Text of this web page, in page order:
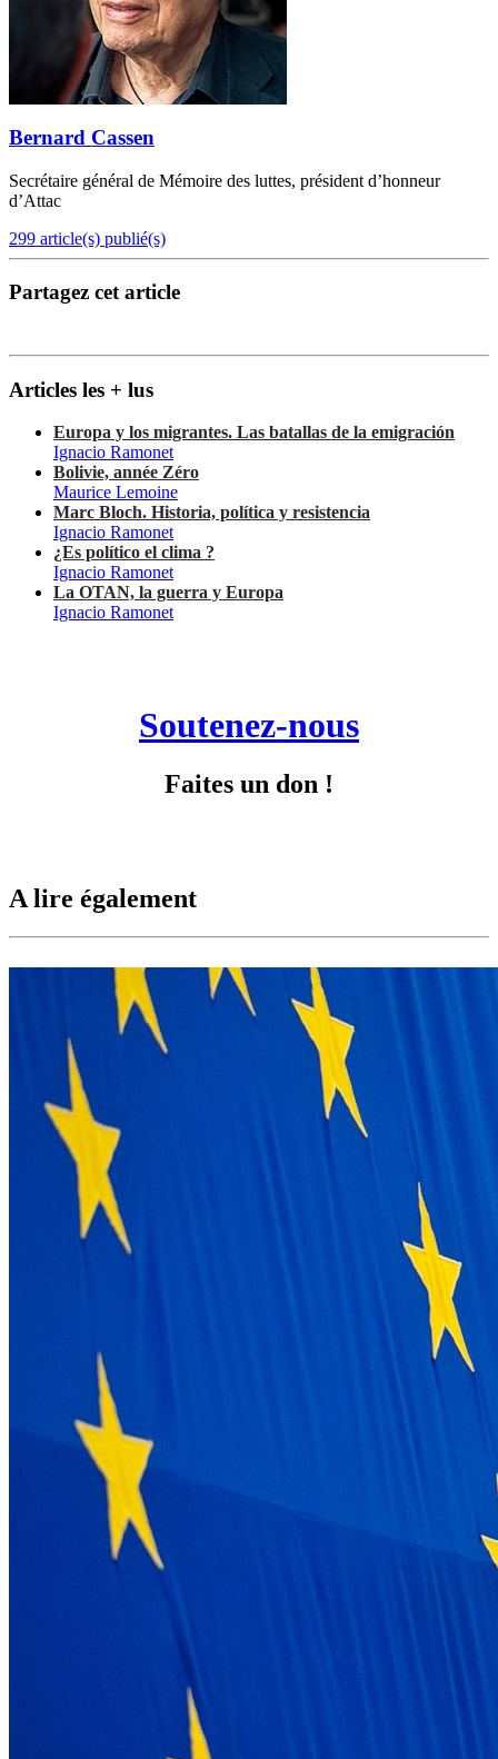
Bernard Cassen
Secrétaire général de Mémoire des luttes, président d’honneur
d’Attac
299 article(s) publié(s)
Partagez cet article
Articles les + lus
Europa y los migrantes. Las batallas de la emigración
Ignacio Ramonet
Bolivie, année Zéro
Maurice Lemoine
Marc Bloch. Historia, política y resistencia
Ignacio Ramonet
¿Es político el clima ?
Ignacio Ramonet
La OTAN, la guerra y Europa
Ignacio Ramonet
Soutenez-nous
Faites un don !
A lire également